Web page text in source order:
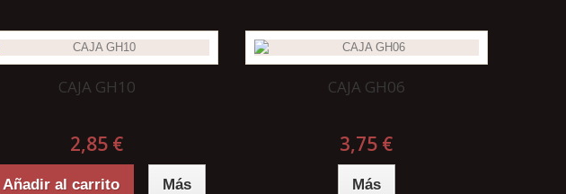
CAJA GH10
2,85 €
Añadir al carrito Más
CAJA GH06
3,75 €
Más